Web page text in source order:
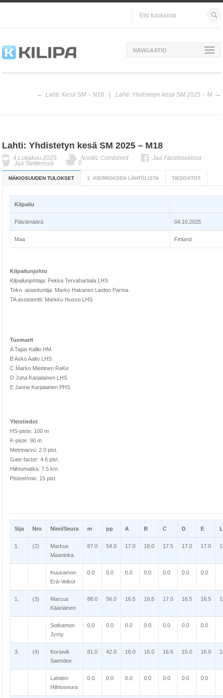
NAVIGAATIO
Lahti: Kesä SM – N18 Lahti: Yhdistetyn kesä SM 2025 – M
Lahti: Yhdistetyn kesä SM 2025 – M18
4 Lokakuu 2025 Nordic Combined Jaa Facebookissa
Jaa Twitterissä 0
MÄKIOSUUDEN TULOKSET 1. KIERROKSEN LÄHTÖLISTA TIEDOSTOT
Kilpailu
Päivämäärä 04.10.2025
Maa Finland
Kilpailunjohto
Kilpailunjohtaja: Pekka Tervahartiala LHS
Tekn. asiantuntija: Marko Hakanen Liedon Parma
TA assistentti: Markku Husso LHS
Tuomarit
A Tapio Kallio HM
B Asko Aalto LHS
C Marko Miettinen RaKe
D Juha Karjalainen LHS
E Janne Karjalainen PHS
Yleistiedot
HS-piste: 100 m
K-piste: 90 m
Metrinarvo: 2.0 pist.
Gate factor: 4.6 pist.
Hiihtomatka: 7.5 km
Pisteet/min: 15 pist.
Sija Nro Nimi/Seura m pp A B C D E
1. (2)
Markus
Maaninka
87.0 54.0 17.0 18.0 17.5 17.0 17.0
Kuusamon
Erä-Veikot
0.0 0.0 0.0 0.0 0.0 0.0 0.0
1. (3)
Marcus
Kääriäinen
88.0 56.0 16.5 16.5 17.0 16.5 16.5
Sotkamon
Jymy
0.0 0.0 0.0 0.0 0.0 0.0 0.0
3. (4)
Korawik
Saendee
81.0 42.0 16.0 16.0 16.5 15.0 16.0
Lahden
Hiihtoseura
0.0 0.0 0.0 0.0 0.0 0.0 0.0